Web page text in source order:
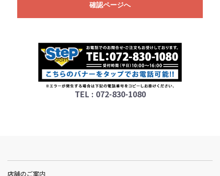
確認ページへ
TEL : 072-830-1080
店舗のご案内